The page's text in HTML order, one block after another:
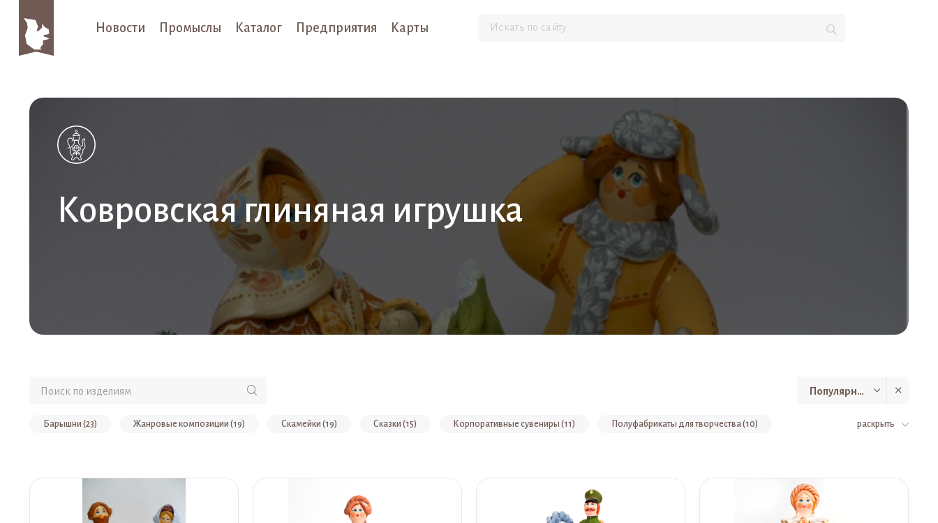
Новости Промыслы Каталог Предприятия Карты
Ковровская глиняная игрушка
Популярные
раскрыть
Барышни (23) Жанровые композиции (19) Скамейки (19) Сказки (15) Корпоративные сувениры (11) Полуфабрикаты для творчества (10)